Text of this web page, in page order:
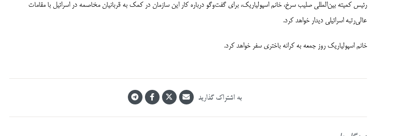
رئیس کمیته بین‌­المللی صلیب سرخ، خانم اسپولیاریک، برای گفت‌­وگو درباره کار این سازمان در کمک به قربانیان مخاصمه در اسرائیل با مقامات
عالی‌رتبه اسرائیلی دیدار خواهد کرد.
خانم اسپولیاریک روز جمعه به کرانه باختری سفر خواهد کرد.
به اشتراک گذارید